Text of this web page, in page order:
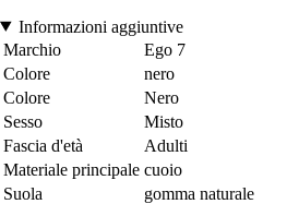
Informazioni aggiuntive
Marchio
Ego 7
Colore
nero
Colore
Nero
Sesso
Misto
Fascia d'età
Adulti
Materiale principale cuoio
Suola
gomma naturale